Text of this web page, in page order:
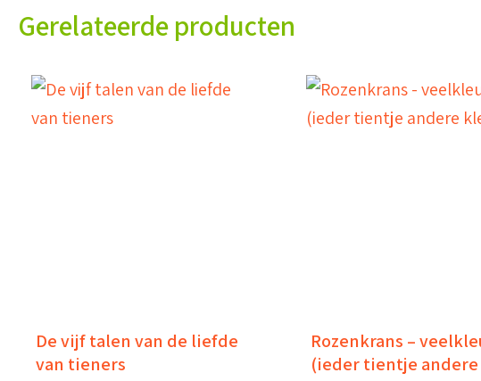
Gerelateerde producten
De vijf talen van de liefde
van tieners
Rozenkrans –
(ieder tientje